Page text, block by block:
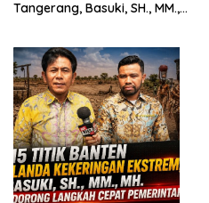
Tangerang, Basuki, SH., MM.,